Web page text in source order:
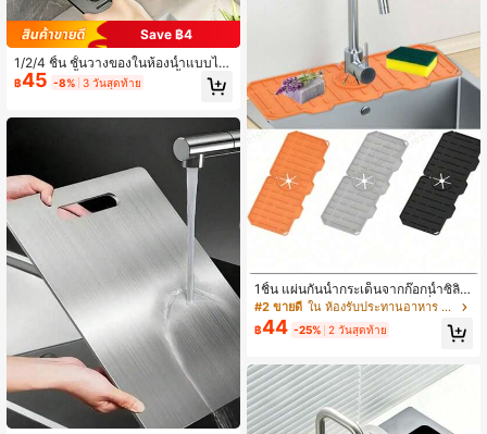
Save ฿4
1/2/4 ชิ้น ชั้นวางของในห้องน้ำแบบไม่
ต้องเจาะ, ชั้นวางของมุมห้องน้ำกันสนิม
ติดผนัง, ชั้นวางของในห้องน้ำและห้องค
ะดวกในการเข้าถึงและจัดระเบียบ, เหม
าะสำหรับห้องครัวและบ้าน, เก็บของใช้
ในห้องน้ำ เครื่องสำอาง และสิ่งของเบ็ดเ
ตล็ด
฿45 -8% 3 วันสุดท้าย
1ชิ้น แผ่นกันน้ำกระเด็นจากก๊อกน้ำซิลิโ
คนหนา, แผ่นรองอ่างล้างจาน; ที่ครอบกั
นน้ำกระเด็นจากก๊อกน้ำ อุปกรณ์ครัว เค
รื่องครัว เครื่องมือห้องครัว
#2 ขายดี ใน ห้องรับประทานอาหาร อุปกรณ์ครัว
฿44 -25% 2 วันสุดท้าย